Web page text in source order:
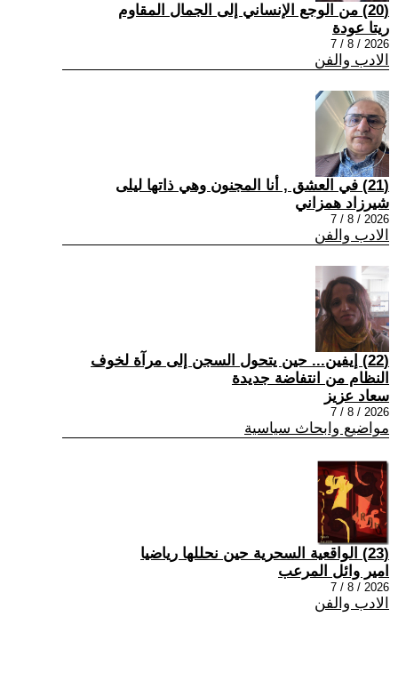
(20) من الوجع الإنساني إلى الجمال المقاوم
ريتا عودة
2026 / 8 / 7
الادب والفن
(21) في العشق , أنا المجنون وهي ذاتها ليلى
شيرزاد همزاني
2026 / 8 / 7
الادب والفن
(22) إيفين... حين يتحول السجن إلى مرآة لخوف
النظام من انتفاضة جديدة
سعاد عزيز
2026 / 8 / 7
مواضيع وابحاث سياسية
(23) الواقعية السحرية حين نحللها رياضيا
امير وائل المرعب
2026 / 8 / 7
الادب والفن